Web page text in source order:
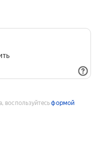
воспользуйтесьформой